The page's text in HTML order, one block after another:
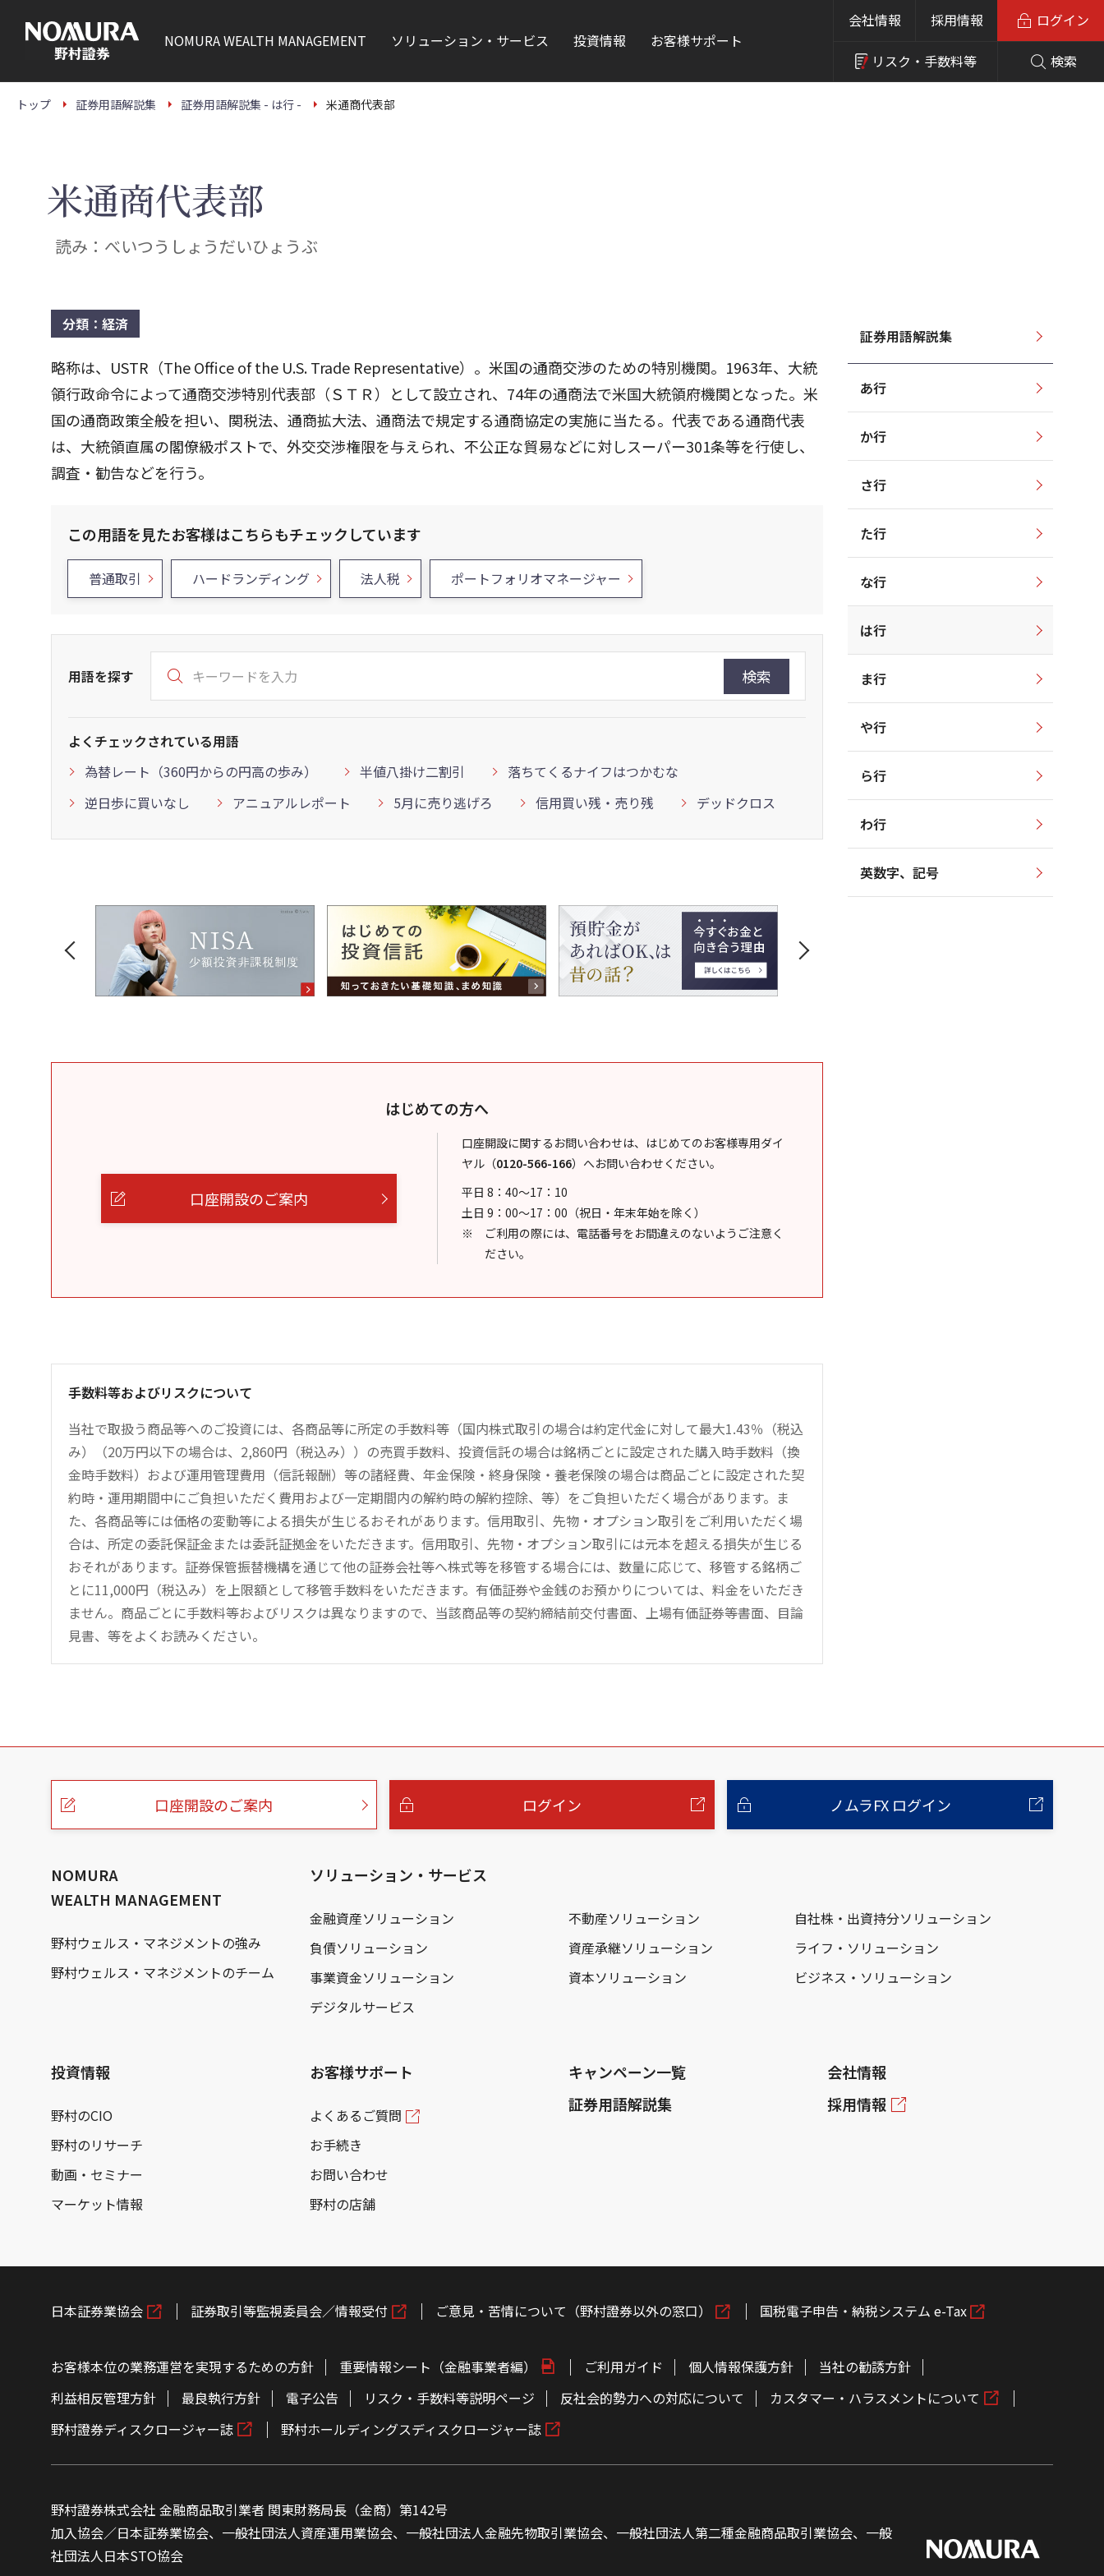
本
NOMURAWEALTH MANAGEMENT ソリューション・サービス 投資情報 お客様サポート
会社情報 採用情報
リスク・ 手数料等 検索
ログイン
トップ 証券用語解説集 証券用語解説集 - は行 - 米通商代表部
米通商代表部
読み：べいつうしょうだいひょうぶ
分類：経済
略称は、USTR（The Office of the U.S. Trade Representative）。米国の通商交渉のための特別機関。1963年、大統
領行政命令によって通商交渉特別代表部（ＳＴＲ）として設立され、74年の通商法で米国大統領府機関となった。米
国の通商政策全般を担い、関税法、通商拡大法、通商法で規定する通商協定の実施に当たる。代表である通商代表
は、大統領直属の閣僚級ポストで、外交交渉権限を与えられ、不公正な貿易などに対しスーパー301条等を行使し、
調査・勧告などを行う。
この用語を見たお客様はこちらもチェックしています
普通取引 ハードランディング 法人税 ポートフォリオマネージャー
用語を探す 検索
よくチェックされている用語
為替レート（360円からの円高の歩み）
半値八掛け二割引
落ちてくるナイフはつかむな
逆日歩に買いなし
アニュアルレポート 5月に売り逃げろ 信用買い残・売り残 デッドクロス
はじめての方へ
口座開設のご案内
口座開設に関するお問い合わせは、はじめてのお客様専用ダイ
ヤル （0120-566-166） へお問い合わせください。
平日 8：40～17：10
土日 9：00～17：00（祝日・年末年始を除く）
ご利用の際には、電話番号をお間違えのないようご注意く
ださい。
手数料等およびリスクについて
当社で取扱う商品等へのご投資には、各商品等に所定の手数料等（国内株式取引の場合は約定代金に対して最大1.43％（税込
み）（20万円以下の場合は、2,860円（税込み））の売買手数料、投資信託の場合は銘柄ごとに設定された購入時手数料（換
金時手数料）および運用管理費用（信託報酬）等の諸経費、年金保険・終身保険・養老保険の場合は商品ごとに設定された契
約時・運用期間中にご負担いただく費用および一定期間内の解約時の解約控除、等）をご負担いただく場合があります。ま
た、各商品等には価格の変動等による損失が生じるおそれがあります。信用取引、先物・オプション取引をご利用いただく場
合は、所定の委託保証金または委託証拠金をいただきます。信用取引、先物・オプション取引には元本を超える損失が生じる
おそれがあります。証券保管振替機構を通じて他の証券会社等へ株式等を移管する場合には、数量に応じて、移管する銘柄ご
とに11,000円（税込み）を上限額として移管手数料をいただきます。有価証券や金銭のお預かりについては、料金をいただき
ません。商品ごとに手数料等およびリスクは異なりますので、当該商品等の契約締結前交付書面、上場有価証券等書面、目論
見書、等をよくお読みください。
証券用語解説集
あ行
か行
さ行
た行
な行
は行
ま行
や行
ら行
わ行
英数字、記号
こ
口座開設のご案内 ログイン ノムラFX ログイン
NOMURA
WEALTH MANAGEMENT
野村ウェルス・マネジメントの強み
野村ウェルス・マネジメントのチーム
ソリューション・サービス
金融資産ソリューション 不動産ソリューション
自社株・出資持分ソリューション
負債ソリューション
資産承継ソリューション
ライフ・ソリューション
事業資金ソリューション
資本ソリューション
ビジネス・ソリューション
デジタルサービス
投資情報
野村のCIO
野村のリサーチ
動画・セミナー
マーケット情報
お客様サポート
よくあるご質問
お手続き
お問い合わせ
野村の店舗
キャンペーン一覧
証券用語解説集
会社情報
採用情報
日本証券業協会 証券取引等監視委員会／情報受付 ご意見・苦情について（野村證券以外の窓口） 国税電子申告・納税システム e-Tax
お客様本位の業務運営を実現するための方針 重要情報シート（金融事業者編） ご利用ガイド 個人情報保護方針
当社の勧誘方針
利益相反管理方針
最良執行方針 電子公告 リスク・手数料等説明ページ 反社会的勢力への対応について
カスタマー・ハラスメントについて
野村證券ディスクロージャー誌
野村ホールディングスディスクロージャー誌
野村證券株式会社 金融商品取引業者 関東財務局長（金商）第142号
加入協会／日本証券業協会、一般社団法人資産運用業協会、一般社団法人金融先物取引業協会、一般社団法人第二種金融商品取引業協会、一般
社団法人日本STO協会